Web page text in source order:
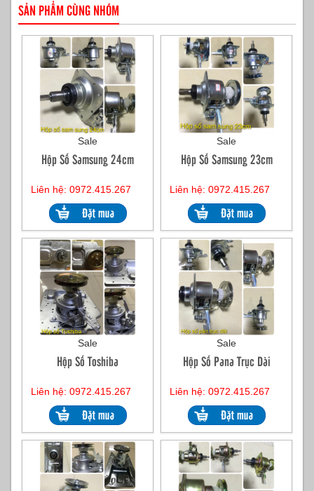
SẢN PHẨM CÙNG NHÓM
Sale
Hộp Số Samsung 24cm
Liên hệ: 0972.415.267
Sale
Hộp Số Samsung 23cm
Liên hệ: 0972.415.267
Sale
Hộp Số Toshiba
Liên hệ: 0972.415.267
Sale
Hộp Số Pana Trục Dài
Liên hệ: 0972.415.267